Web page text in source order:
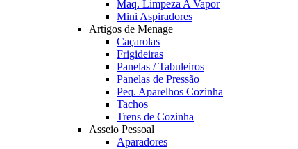
Maq. Limpeza A Vapor
Mini Aspiradores
Artigos de Menage
Caçarolas
Frigideiras
Panelas / Tabuleiros
Panelas de Pressão
Peq. Aparelhos Cozinha
Tachos
Trens de Cozinha
Asseio Pessoal
Aparadores